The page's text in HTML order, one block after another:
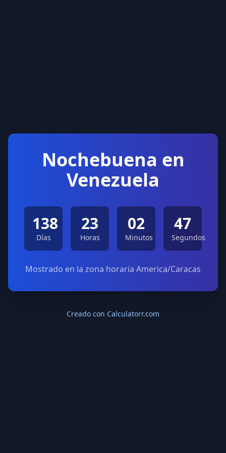
Nochebuena en
Venezuela
138
Días
23
Horas
02
Minutos
47
Segundos
Mostrado en la zona horaria America/Caracas
Creado con Calculatorr.com